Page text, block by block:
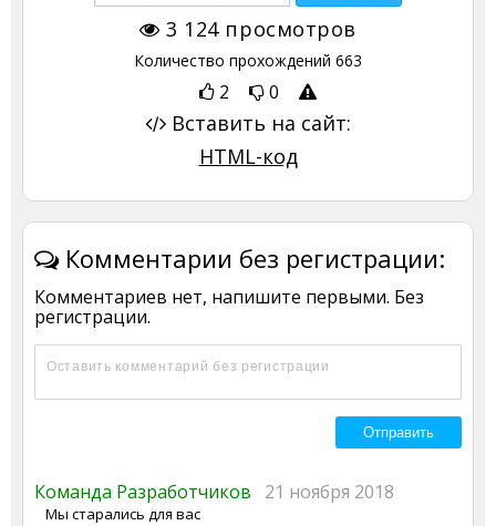
3 124просмотров
Количество прохождений 663
2 0
Вставить на сайт:
HTML-код
Комментарии без регистрации:
Комментариев нет, напишите первыми. Без
регистрации.
Команда Разработчиков 21 ноября 2018
Мы старались для вас